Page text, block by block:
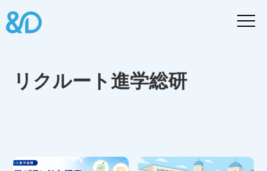
リクルート進学総研